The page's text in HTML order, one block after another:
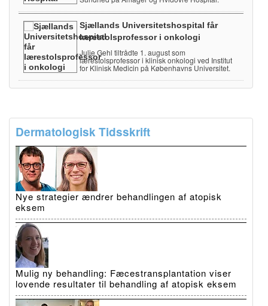
Sjællands Universitetshospital får
lærestolsprofessor i onkologi
Julie Gehl tiltrådte 1. august som
lærestolsprofessor i klinisk onkologi ved Institut
for Klinisk Medicin på Københavns Universitet.
Dermatologisk Tidsskrift
Nye strategier ændrer behandlingen af atopisk
eksem
Mulig ny behandling: Fæcestransplantation viser
lovende resultater til behandling af atopisk eksem